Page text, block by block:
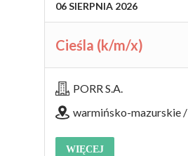
06SIERPNIA 2026
Cieśla (k/m/x)
PORR S.A.
warmińsko-mazurskie /
WIĘCEJ